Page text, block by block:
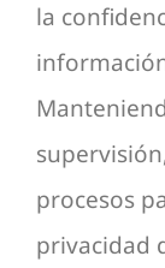
la
procesos
privacidad